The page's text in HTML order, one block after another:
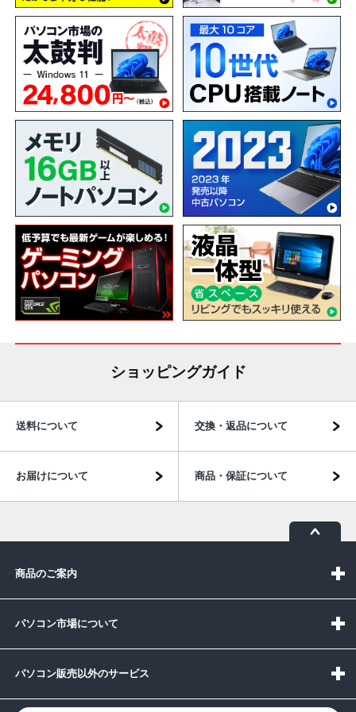
ショッピングガイド
送料について 交換・返品について
お届けについて 商品・保証について
商品のご案内
パソコン市場について
パソコン販売以外のサービス